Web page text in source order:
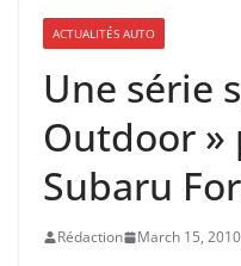
ACTUALITÉS AUTO
Une série
Outdoor »
Subaru
Rédaction March 15, 2010